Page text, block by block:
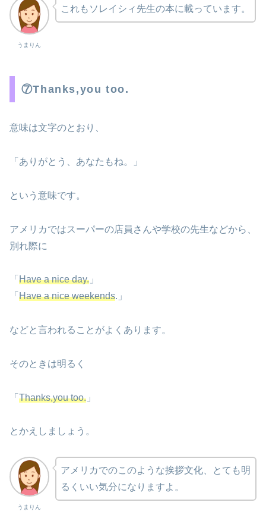
うまりん
これもソレイシィ先生の本に載っています。
⑦Thanks,you too.
意味は文字のとおり、
「ありがとう、あなたもね。」
という意味です。
アメリカではスーパーの店員さんや学校の先生などから、
別れ際に
「 Have a nice day. 」
「 Have a nice weekends.」
などと言われることがよくあります。
そのときは明るく
「 Thanks,you too. 」
とかえしましょう。
うまりん
アメリカでのこのような挨拶文化、とても明
るくいい気分になりますよ。